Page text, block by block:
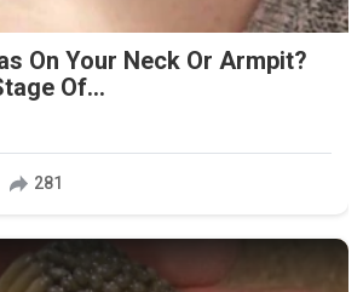
On Your Neck Or Armpit?
Of...
281